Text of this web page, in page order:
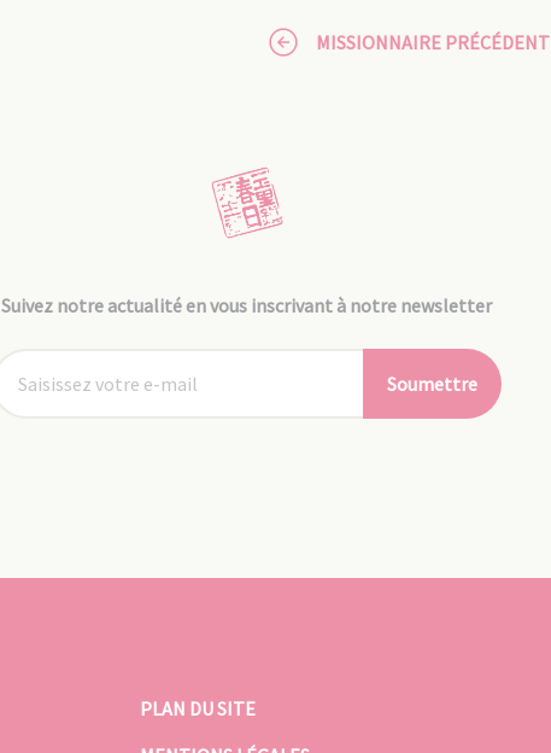
MISSIONNAIRE PRÉCÉDENT
Suivez notre actualité en vous inscrivant à notre newsletter
Soumettre
PLAN DU SITE